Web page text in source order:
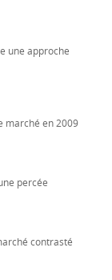
une approche
marché en 2009
percée
contrasté